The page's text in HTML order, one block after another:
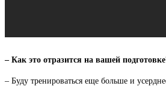
– Как это отразится на вашей
– Буду тренироваться еще больше и